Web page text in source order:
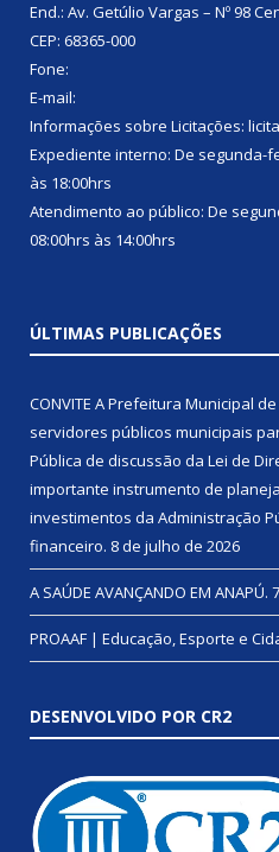
End.: Av. Getúlio Vargas – Nº 98
CEP: 68365-000
Fone:
E-mail:
Informações sobre Licitações:
Expediente interno: De segunda-
às 18:00hrs
Atendimento ao público: De
08:00hrs às 14:00hrs
ÚLTIMAS PUBLICAÇÕES
CONVITE A Prefeitura Municipal
servidores públicos municipais
Pública de discussão da Lei de
importante instrumento de
investimentos da Administração
financeiro. 8 de julho de 2026
A SAÚDE AVANÇANDO EM ANAPÚ.
PROAAF | Educação, Esporte e
DESENVOLVIDO POR CR2